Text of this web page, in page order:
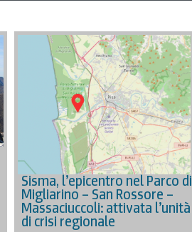
Sisma, l’epicentro nel Parco di
Migliarino – San Rossore –
Massaciuccoli: attivata l’unità
di crisi regionale